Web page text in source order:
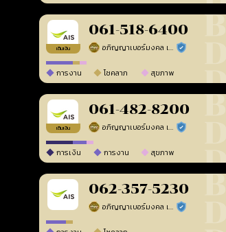
เติมเงิน
061-518-6400
อภิญญาเบอร์มงคล เบอร์สวยเลขศาสตร์ ร้านยืนยันแล้ว
การงาน โชคลาภ สุขภาพ
เติมเงิน
061-482-8200
อภิญญาเบอร์มงคล เบอร์สวยเลขศาสตร์ ร้านยืนยันแล้ว
การเงิน การงาน สุขภาพ
062-357-5230
อภิญญาเบอร์มงคล เบอร์สวยเลขศาสตร์ ร้านยืนยันแล้ว